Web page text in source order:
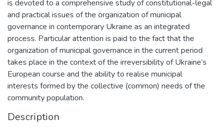
is devoted to a comprehensive study of constitutional-legal
and practical issues of the organization of municipal
governance in contemporary Ukraine as an integrated
process. Particular attention is paid to the fact that the
organization of municipal governance in the current period
takes place in the context of the irreversibility of Ukraine’s
European course and the ability to realise municipal
interests formed by the collective (common) needs of the
community population.
Description